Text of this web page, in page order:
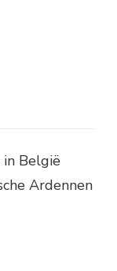
in België
Ardennen